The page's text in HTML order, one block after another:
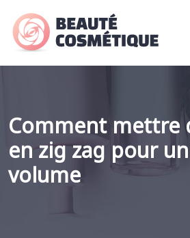
Comment mettre
en zig zag pour
volume